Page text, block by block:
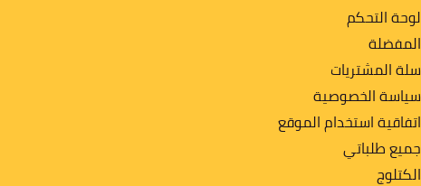
لوحة التحكم
المفضلة
سلة المشتريات
سياسة الخصوصية
اتفاقية استخدام الموقع
جميع طلباتي
الكتلوج